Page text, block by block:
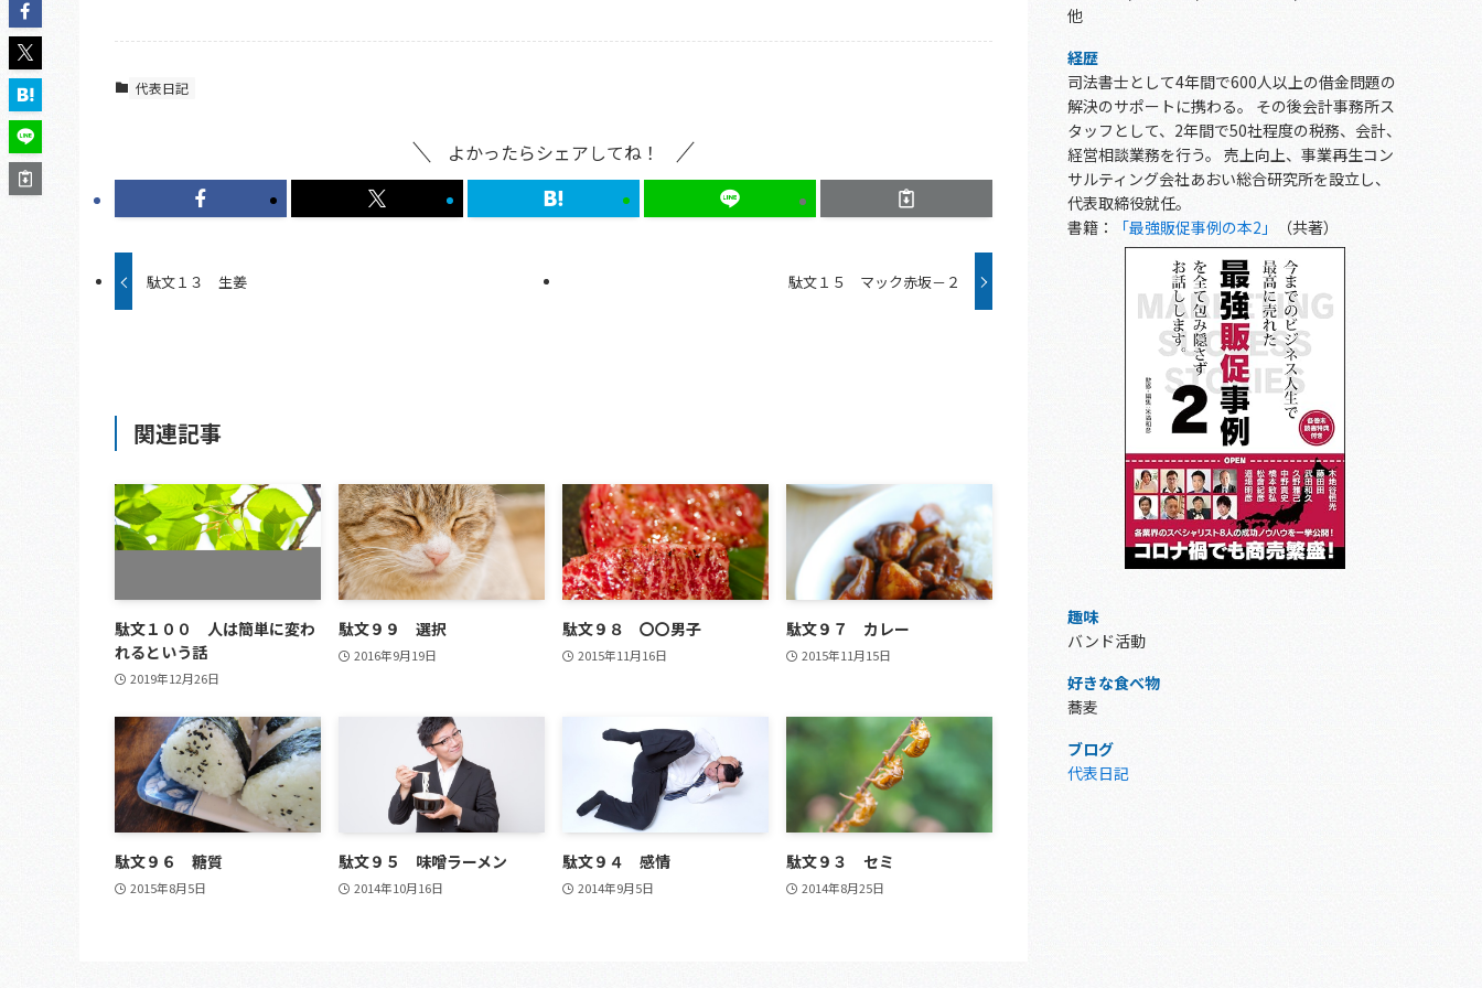
代表日記
よかったらシェアしてね！
駄文１３ 生姜 駄文１５ マック赤坂－２
関連記事
駄文１００ 人は簡単に変わ
れるという話
2019年12月26日
駄文９９ 選択
2016年9月19日
駄文９８ 〇〇男子
2015年11月16日
駄文９７ カレー
2015年11月15日
駄文９６ 糖質
2015年8月5日
駄文９５ 味噌ラーメン
2014年10月16日
駄文９４ 感情
2014年9月5日
駄文９３ セミ
2014年8月25日
他
経歴
司法書士として4年間で600人以上の借金問題の
解決のサポートに携わる。 その後会計事務所ス
タッフとして、2年間で50社程度の税務、会計、
経営相談業務を行う。 売上向上、事業再生コン
サルティング会社あおい総合研究所を設立し、
代表取締役就任。
書籍：
「最強販促事例の本2」 （共著）
趣味
バンド活動
好きな食べ物
蕎麦
ブログ
代表日記